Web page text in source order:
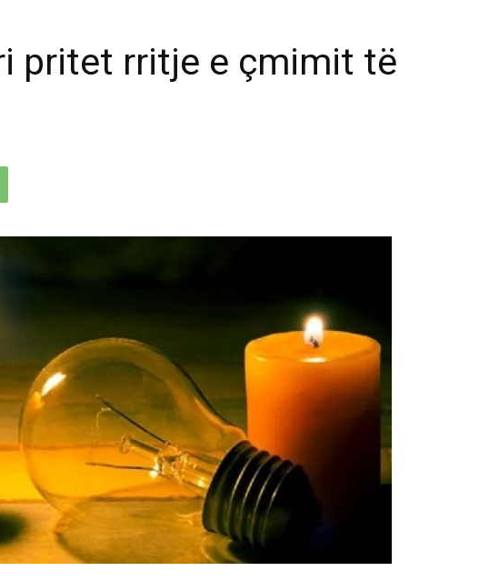
pritet rritje e çmimit të